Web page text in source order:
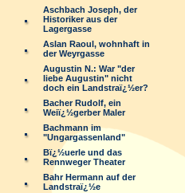
Aschbach Joseph, der
Historiker aus der
Lagergasse
Aslan Raoul, wohnhaft in
der Weyrgasse
Augustin N.: War "der
liebe Augustin" nicht
doch ein Landstraï¿½er?
Bacher Rudolf, ein
Weiï¿½gerber Maler
Bachmann im
"Ungargassenland"
Bï¿½uerle und das
Rennweger Theater
Bahr Hermann auf der
Landstraï¿½e